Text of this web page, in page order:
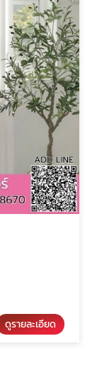
ดูรายละเอียด